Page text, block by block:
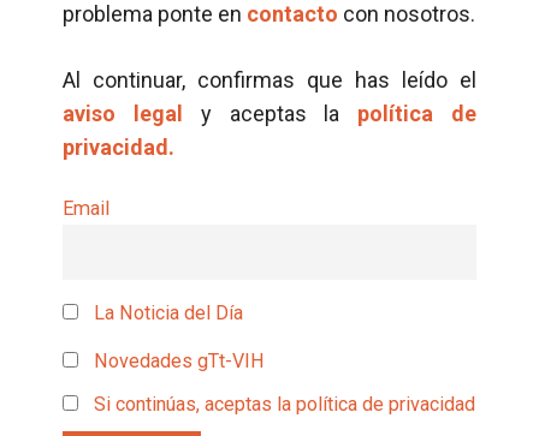
problema ponte en contacto con nosotros.
Al continuar, confirmas que has leído el
aviso legal
y aceptas la política de
privacidad.
Email
La Noticia del Día
Novedades gTt-VIH
Si continúas, aceptas la política de privacidad